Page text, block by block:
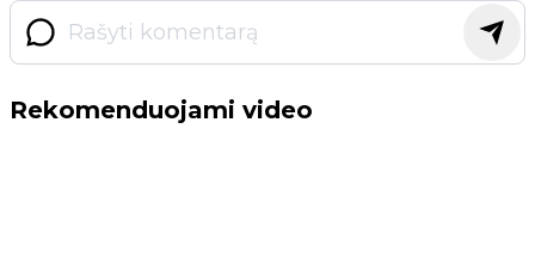
Rekomenduojami video